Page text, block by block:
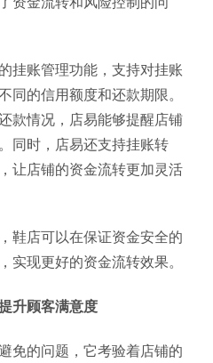
挂账管理功能，支持对挂账
同的信用额度和还款期限。
款情况，店易能够提醒店铺
同时，店易还支持挂账转
让店铺的资金流转更加灵活
鞋店可以在保证资金安全的
实现更好的资金流转效果。
升顾客满意度
免的问题，它考验着店铺的